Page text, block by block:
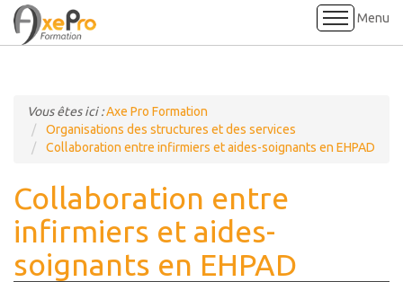
Menu
Formations
Informations pratiques
Visite virtuelle des locaux
Vous êtes ici :Axe Pro Formation
Organisations des structures et des services
Collaboration entre infirmiers et aides-soignants en EHPAD
Collaboration entre
infirmiers et aides-
soignants en EHPAD